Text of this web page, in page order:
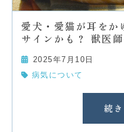
愛犬・愛猫が耳を
サインかも？ 獣医
2025年7月10日
病気について
続